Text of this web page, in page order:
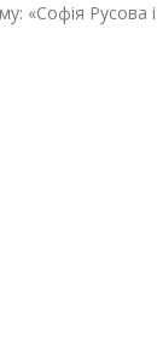
«Софія Русова і